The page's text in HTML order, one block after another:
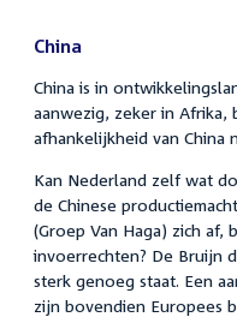
China
China is in
aanwezig, zeker in Afrika,
afhankelijkheid van China
Kan Nederland zelf wat
de Chinese
(Groep Van Haga) zich
invoerrechten? De Bruijn
sterk genoeg staat. Een
zijn bovendien Europees